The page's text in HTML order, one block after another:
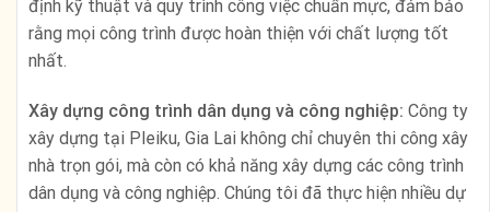
định kỹ thuật và quy trình công việc chuẩn mực, đảm bảo
rằng mọi công trình được hoàn thiện với chất lượng tốt
nhất.
Xây dựng công trình dân dụng và công nghiệp: Công ty
xây dựng tại Pleiku, Gia Lai không chỉ chuyên thi công xây
nhà trọn gói, mà còn có khả năng xây dựng các công trình
dân dụng và công nghiệp. Chúng tôi đã thực hiện nhiều dự